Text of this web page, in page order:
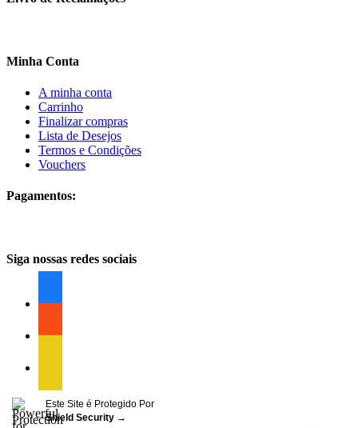
Minha Conta
A minha conta
Carrinho
Finalizar compras
Lista de Desejos
Termos e Condições
Vouchers
Pagamentos:
Siga nossas redes sociais
Este Site é Protegido Por
Shield Security →